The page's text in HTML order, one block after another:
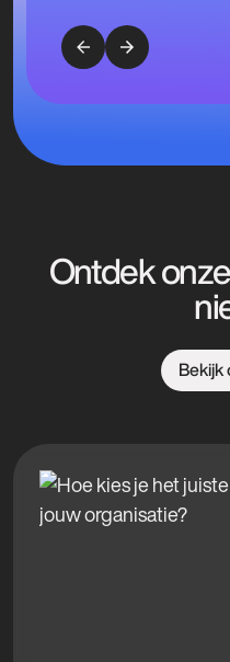
Ontdek
Bekijk